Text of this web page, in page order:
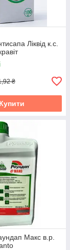
Ліквід к.с.
₴
Купити
Макс в.р.